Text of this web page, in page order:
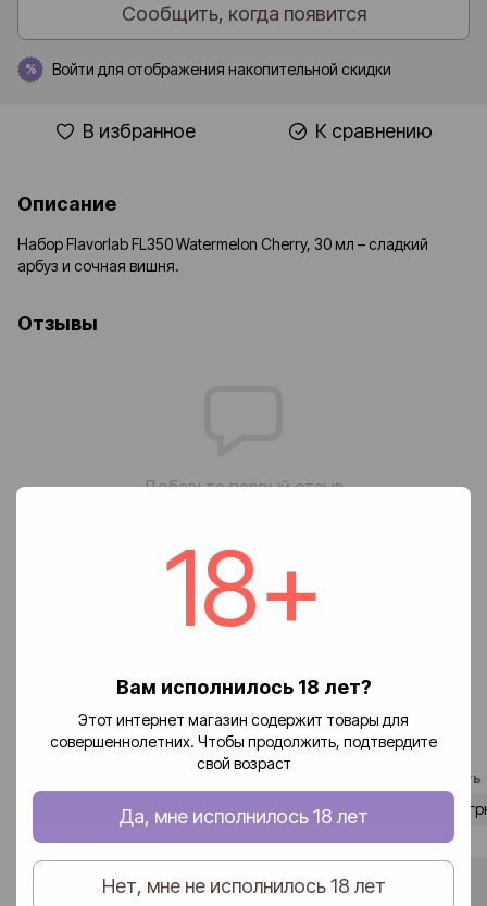
18+
Вам исполнилось 18 лет?
Этот интернет магазин содержит товары для
совершеннолетних. Чтобы продолжить, подтвердите
свой возраст
Да, мне исполнилось 18 лет
Нет, мне не исполнилось 18 лет
Сообщить, когда появится
% Войти для отображения накопительной скидки
В избранное К сравнению
Описание
Набор Flavorlab FL350 Watermelon Cherry, 30 мл – сладкий
арбуз и сочная вишня.
Отзывы
Добавьте первый отзыв
Написать отзыв
🚚 Стоимость доставки
Доставка заказов по Украине осуществляется службой
«Новая почта».
Стоимость
В отделение Новой почты (город)
от 80–90
В отделение Новой почты (посёлок, село)
от 120 грн
В почтомат Новой почты (город)
от 90-100